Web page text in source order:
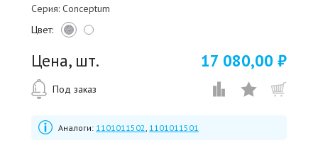
Серия: Conceptum
Цвет:
Цена, шт. 17 080,00 ₽
Под заказ
Аналоги: 1101011502 1101011501